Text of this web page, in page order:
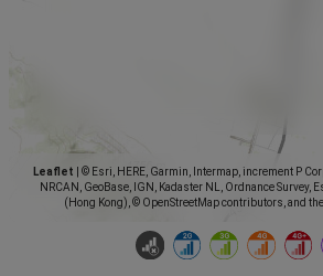
Leaflet
© Esri, HERE, Garmin, Intermap, increment P
NRCAN, GeoBase, IGN, Kadaster NL, Ordnance Survey,
(Hong Kong), © OpenStreetMap contributors, and